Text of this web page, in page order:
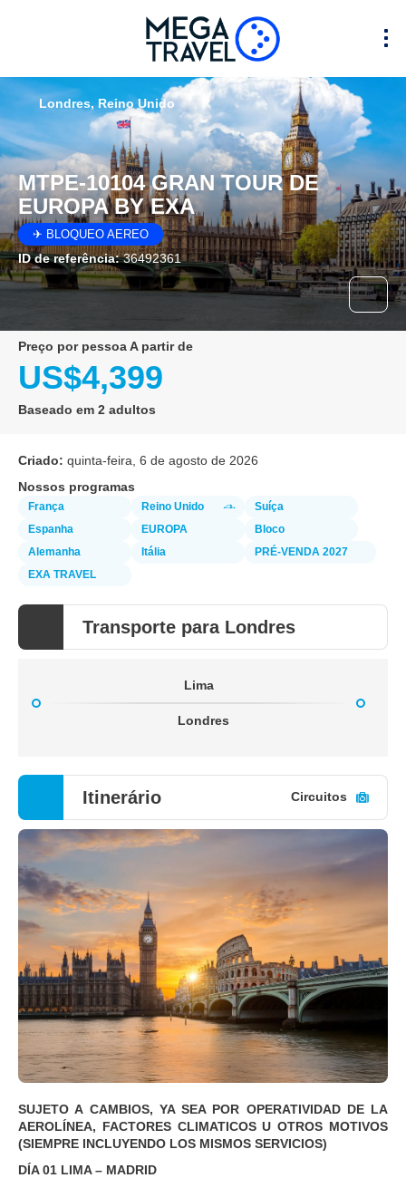
MTPE-10104 GRAN TOUR DE
EUROPA BY EXA
✈ BLOQUEO AEREO
ID de referência:36492361
Londres, Reino Unido
preço por pessoa A partir de
US$4,399
Baseado em 2 adultos
Criado: quinta-feira, 6 de agosto de 2026
Nossos programas
França Reino Unido
Suíça
Espanha
EUROPA
Bloco
Alemanha
Itália
PRÉ-VENDA 2027
EXA TRAVEL
Transporte para Londres
Lima
Londres
Itinerário Circuitos
SUJETO A CAMBIOS, YA SEA POR OPERATIVIDAD DE LA
AEROLÍNEA, FACTORES CLIMATICOS U OTROS MOTIVOS
(SIEMPRE INCLUYENDO LOS MISMOS SERVICIOS)
DÍA 01 LIMA – MADRID